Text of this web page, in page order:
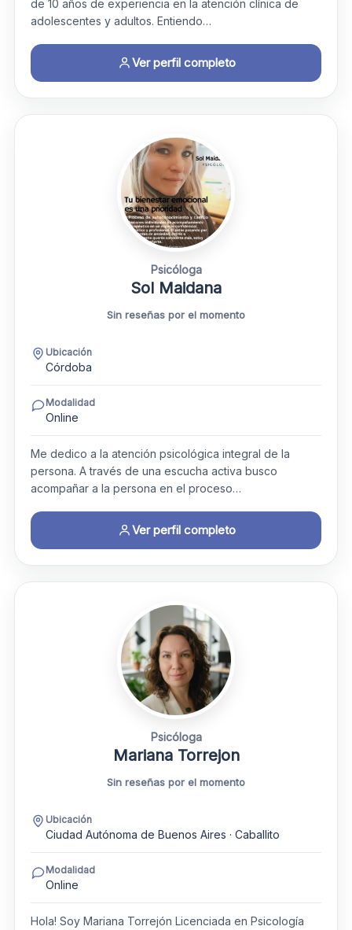
de 10 años de experiencia en la atención clínica de
adolescentes y adultos. Entiendo…
Ver perfil completo
Psicóloga
Sol Maidana
Sin reseñas por el momento
Ubicación
Córdoba
Modalidad
Online
Me dedico a la atención psicológica integral de la
persona. A través de una escucha activa busco
acompañar a la persona en el proceso…
Ver perfil completo
Psicóloga
Mariana Torrejon
Sin reseñas por el momento
Ubicación
Ciudad Autónoma de Buenos Aires · Caballito
Modalidad
Online
Hola! Soy Mariana Torrejón Licenciada en Psicología